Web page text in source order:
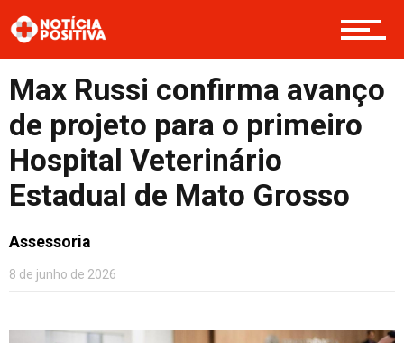
Boas Ações
Opinião
Cultura
Entretenimento
Max Russi confirma avanço
de projeto para o primeiro
Hospital Veterinário
Estadual de Mato Grosso
Assessoria
8 de junho de 2026